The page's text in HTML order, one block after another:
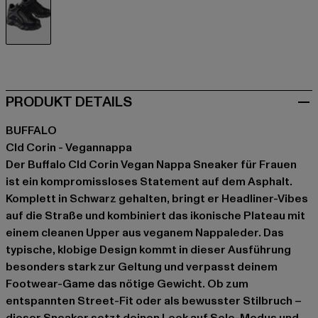
PRODUKT DETAILS
BUFFALO
Cld Corin - Vegannappa
Der Buffalo Cld Corin Vegan Nappa Sneaker für Frauen
ist ein kompromissloses Statement auf dem Asphalt.
Komplett in Schwarz gehalten, bringt er Headliner-Vibes
auf die Straße und kombiniert das ikonische Plateau mit
einem cleanen Upper aus veganem Nappaleder. Das
typische, klobige Design kommt in dieser Ausführung
besonders stark zur Geltung und verpasst deinem
Footwear-Game das nötige Gewicht. Ob zum
entspannten Street-Fit oder als bewusster Stilbruch –